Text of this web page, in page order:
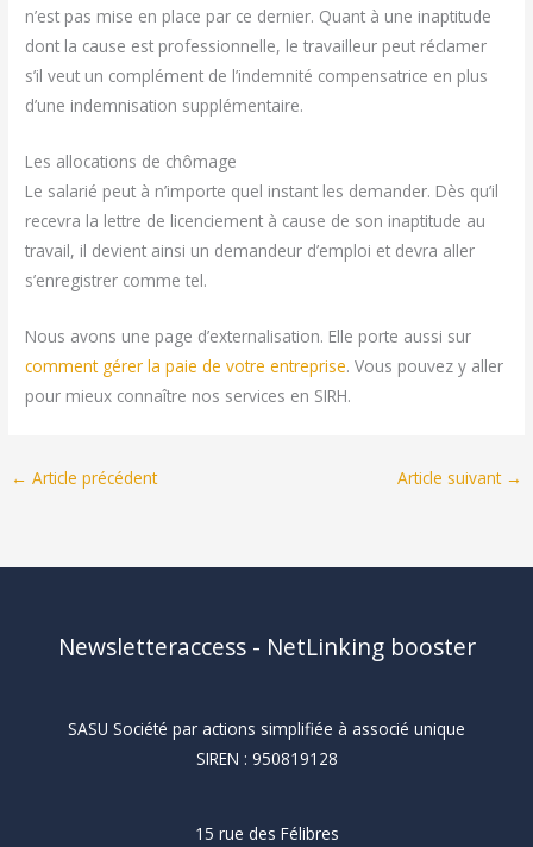
n’est pas mise en place par ce dernier. Quant à une inaptitude
dont la cause est professionnelle, le travailleur peut réclamer
s’il veut un complément de l’indemnité compensatrice en plus
d’une indemnisation supplémentaire.
Les allocations de chômage
Le salarié peut à n’importe quel instant les demander. Dès qu’il
recevra la lettre de licenciement à cause de son inaptitude au
travail, il devient ainsi un demandeur d’emploi et devra aller
s’enregistrer comme tel.
Nous avons une page d’externalisation. Elle porte aussi sur
comment gérer la paie de votre entreprise. Vous pouvez y aller
pour mieux connaître nos services en SIRH.
← Article précédent Article suivant →
Newsletteraccess - NetLinking booster
SASU Société par actions simplifiée à associé unique
SIREN : 950819128
15 rue des Félibres